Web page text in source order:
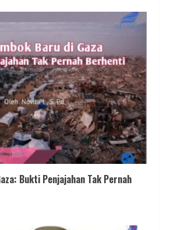
Bukti Penjajahan Tak Pernah